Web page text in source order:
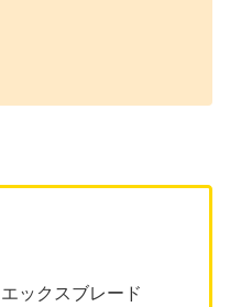
ックスブレード